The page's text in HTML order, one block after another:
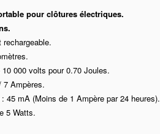
pour clôtures électriques.
000 volts pour 0.70 Joules.
7 Ampères.
45 mA (Moins de 1 Ampère par 24 heures).
5 Watts.